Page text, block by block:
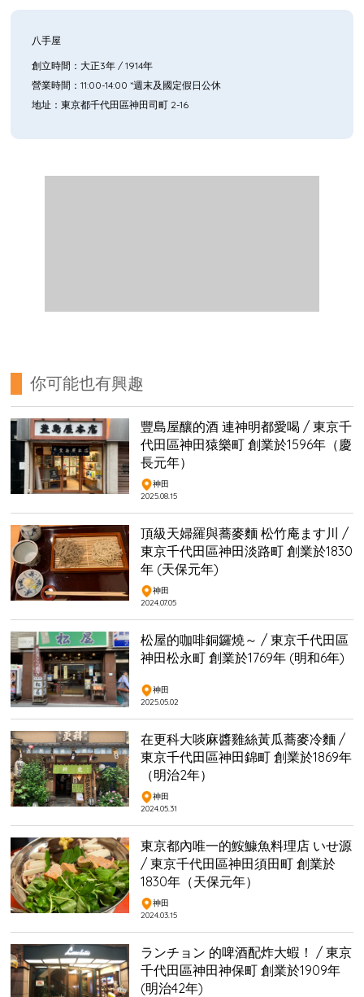
八手屋
創立時間：大正3年 / 1914年
營業時間：11:00-14:00 *週末及國定假日公休
地址：東京都千代田區神田司町 2-16
你可能也有興趣
豐島屋釀的酒 連神明都愛喝 / 東京千
代田區神田猿樂町 創業於1596年（慶
長元年）
神田
2025.08.15
頂級天婦羅與蕎麥麵 松竹庵ます川 /
東京千代田區神田淡路町 創業於1830
年 (天保元年)
神田
2024.07.05
松屋的咖啡銅鑼燒～ / 東京千代田區
神田松永町 創業於1769年 (明和6年)
神田
2025.05.02
在更科大啖麻醬雞絲黃瓜蕎麥冷麵 /
東京千代田區神田錦町 創業於1869年
（明治2年）
神田
2024.05.31
東京都內唯一的鮟鱇魚料理店 いせ源
/ 東京千代田區神田須田町 創業於
1830年（天保元年）
神田
2024.03.15
ランチョン 的啤酒配炸大蝦！ / 東京
千代田區神田神保町 創業於1909年
(明治42年)